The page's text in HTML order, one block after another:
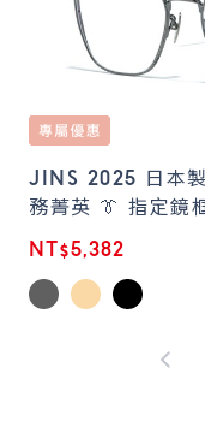
JINS 2025 日本
務菁英 👔 指定鏡
NT$5,382